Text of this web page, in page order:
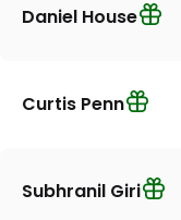
Daniel House
Curtis Penn
Subhranil Giri